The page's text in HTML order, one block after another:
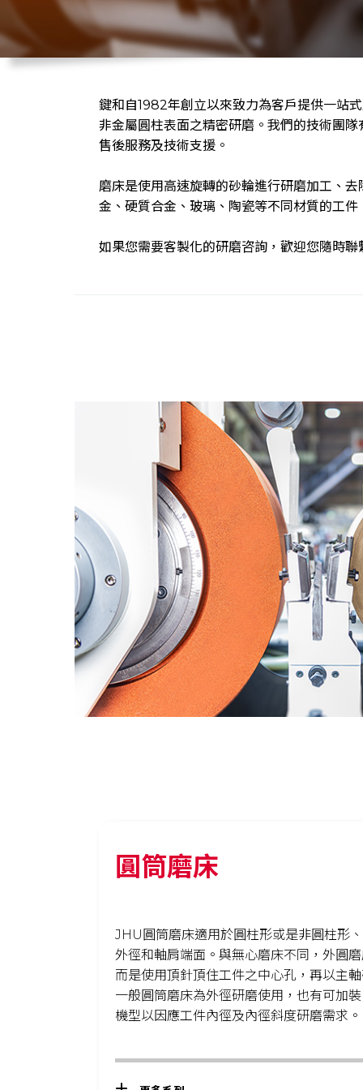
鍵和自1982年創立以來致力為客戶提供一站
非金屬圓柱表面之精密研磨。我們的技術團
售後服務及技術支援。
磨床是使用高速旋轉的砂輪進行研磨加工、
金、硬質合金、玻璃、陶瓷等不同材質的工件
如果您需要客製化的研磨咨詢，歡迎您隨時聯
圓筒磨床
JHU圓筒磨床適用於圓柱形或是非圓柱形
外徑和軸肩端面。與無心磨床不同，外圓
而是使用頂針頂住工件之中心孔，再以主
一般圓筒磨床為外徑研磨使用，也有可加
機型以因應工件內徑及內徑斜度研磨需求。